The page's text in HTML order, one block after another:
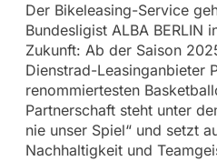
Der Bikeleasing-Service
Bundesligist ALBA BERLIN
Zukunft: Ab der Saison
Dienstrad-Leasinganbieter
renommiertesten
Partnerschaft steht unter
nie unser Spiel“ und setzt
Nachhaltigkeit und